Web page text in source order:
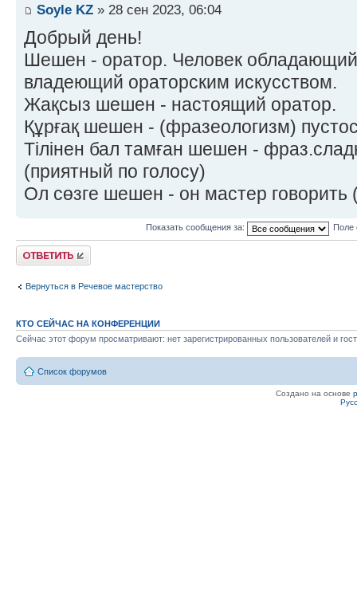
Soyle KZ » 28 сен 2023, 06:04
Добрый день!
Шешен - оратор. Человек
владеющий ораторским искусством.
Жақсыз шешен - настоящий оратор.
Құрғақ шешен - (фразеологизм)
Тілінен бал тамған шешен -
(приятный по голосу)
Ол сөзге шешен - он мастер говорить
Показать сообщения за: Поле
Ответить
Вернуться в Речевое мастерство
КТО СЕЙЧАС НА КОНФЕРЕНЦИИ
Сейчас этот форум просматривают: нет зарегистрированных пользователей и
Список форумов
Создано на основе